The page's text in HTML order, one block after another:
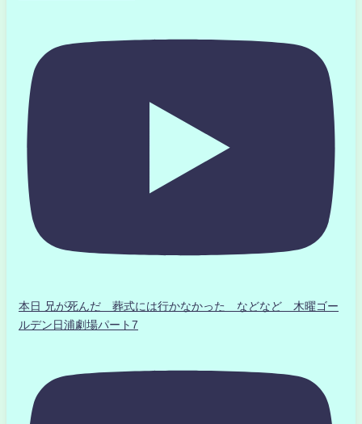
本日 兄が死んだ 葬式には行かなかった などなど 木曜ゴー
ルデン日浦劇場パート7